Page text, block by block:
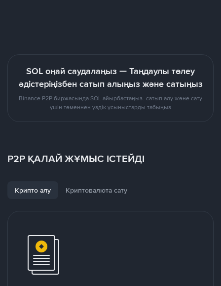
SOL оңай саудалаңыз — Таңдаулы төлеу
әдістеріңізбен сатып алыңыз және сатыңыз
Binance P2P биржасында SOL айырбастаңыз. сатып алу және сату
үшін төменнен үздік ұсыныстарды табыңыз
P2P ҚАЛАЙ ЖҰМЫС ІСТЕЙДІ
Крипто алу Криптовалюта сату